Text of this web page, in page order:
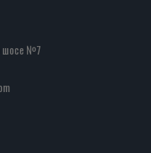
шосе №7